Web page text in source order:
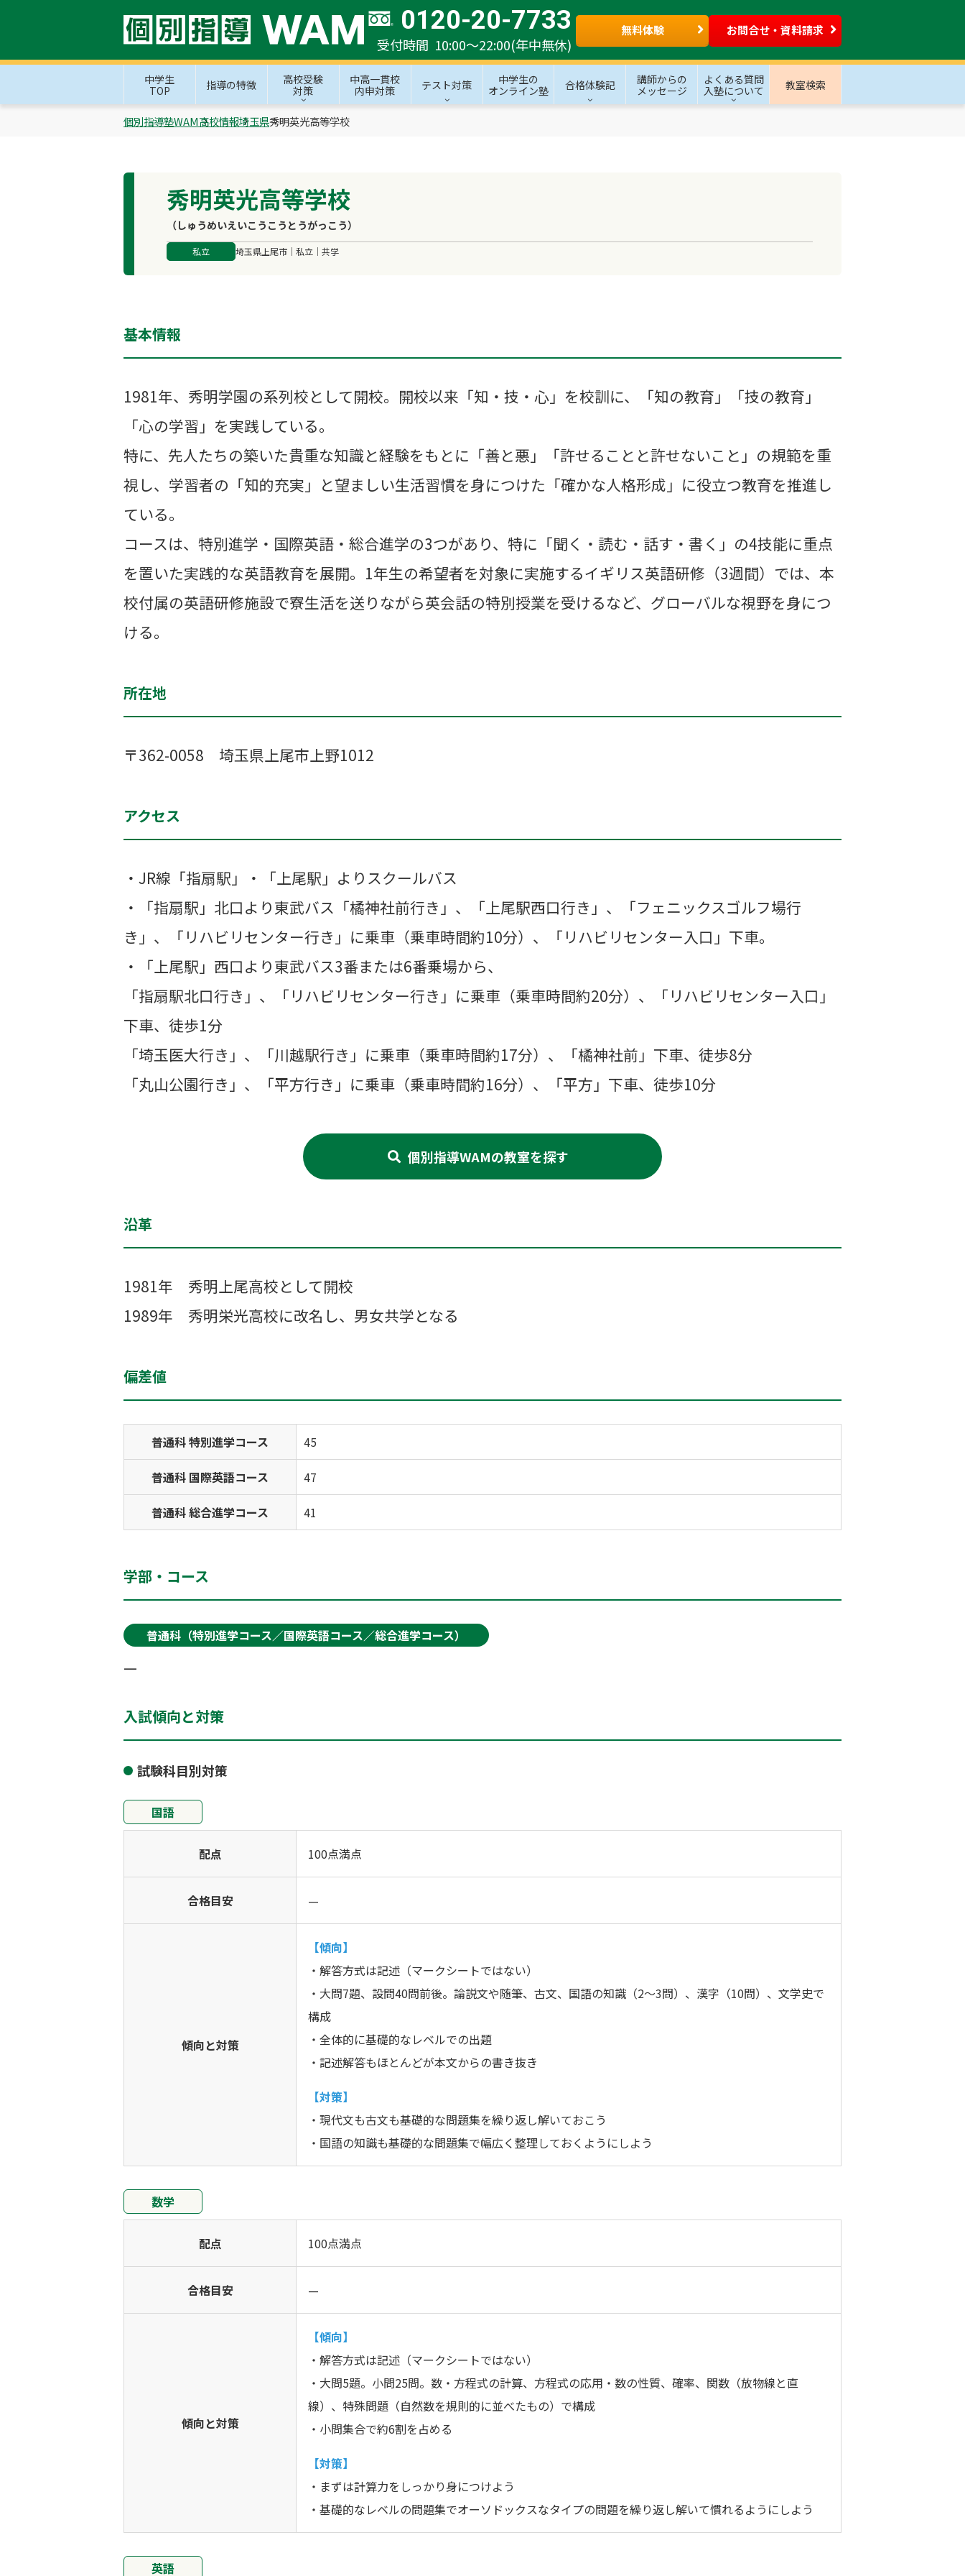
0120-20-7733
受付時間 10:00～22:00(年中無休)
無料体験 お問合せ・資料請求
中学生
TOP
指導の特徴
高校受験
対策
中高一貫校
内申対策
テスト対策
中学生の
オンライン塾
合格体験記
講師からの
メッセージ
よくある質問
入塾について
教室検索
個別指導塾WAM高校情報埼玉県秀明英光高等学校
秀明英光高等学校
（しゅうめいえいこうこうとうがっこう）
私立 埼玉県上尾市｜私立｜共学
基本情報
1981年、秀明学園の系列校として開校。開校以来「知・技・心」を校訓に、「知の教育」「技の教育」
「心の学習」を実践している。
特に、先人たちの築いた貴重な知識と経験をもとに「善と悪」「許せることと許せないこと」の規範を重
視し、学習者の「知的充実」と望ましい生活習慣を身につけた「確かな人格形成」に役立つ教育を推進し
ている。
コースは、特別進学・国際英語・総合進学の3つがあり、特に「聞く・読む・話す・書く」の4技能に重点
を置いた実践的な英語教育を展開。1年生の希望者を対象に実施するイギリス英語研修（3週間）では、本
校付属の英語研修施設で寮生活を送りながら英会話の特別授業を受けるなど、グローバルな視野を身につ
ける。
所在地
〒362-0058 埼玉県上尾市上野1012
アクセス
・JR線「指扇駅」・「上尾駅」よりスクールバス
・「指扇駅」北口より東武バス「橘神社前行き」、「上尾駅西口行き」、「フェニックスゴルフ場行
き」、「リハビリセンター行き」に乗車（乗車時間約10分）、「リハビリセンター入口」下車。
・「上尾駅」西口より東武バス3番または6番乗場から、
「指扇駅北口行き」、「リハビリセンター行き」に乗車（乗車時間約20分）、「リハビリセンター入口」
下車、徒歩1分
「埼玉医大行き」、「川越駅行き」に乗車（乗車時間約17分）、「橘神社前」下車、徒歩8分
「丸山公園行き」、「平方行き」に乗車（乗車時間約16分）、「平方」下車、徒歩10分
個別指導WAMの教室を探す
沿革
1981年 秀明上尾高校として開校
1989年 秀明栄光高校に改名し、男女共学となる
偏差値
普通科 特別進学コース 45
普通科 国際英語コース 47
普通科 総合進学コース 41
学部・コース
普通科（特別進学コース／国際英語コース／総合進学コース）
—
入試傾向と対策
試験科目別対策
国語
配点 100点満点
合格目安 —
傾向と対策
【傾向】
・解答方式は記述（マークシートではない）
・大問7題、設問40問前後。論説文や随筆、古文、国語の知識（2～3問）、漢字（10問）、文学史で
構成
・全体的に基礎的なレベルでの出題
・記述解答もほとんどが本文からの書き抜き
【対策】
・現代文も古文も基礎的な問題集を繰り返し解いておこう
・国語の知識も基礎的な問題集で幅広く整理しておくようにしよう
数学
配点 100点満点
合格目安 —
傾向と対策
【傾向】
・解答方式は記述（マークシートではない）
・大問5題。小問25問。数・方程式の計算、方程式の応用・数の性質、確率、関数（放物線と直
線）、特殊問題（自然数を規則的に並べたもの）で構成
・小問集合で約6割を占める
【対策】
・まずは計算力をしっかり身につけよう
・基礎的なレベルの問題集でオーソドックスなタイプの問題を繰り返し解いて慣れるようにしよう
英語